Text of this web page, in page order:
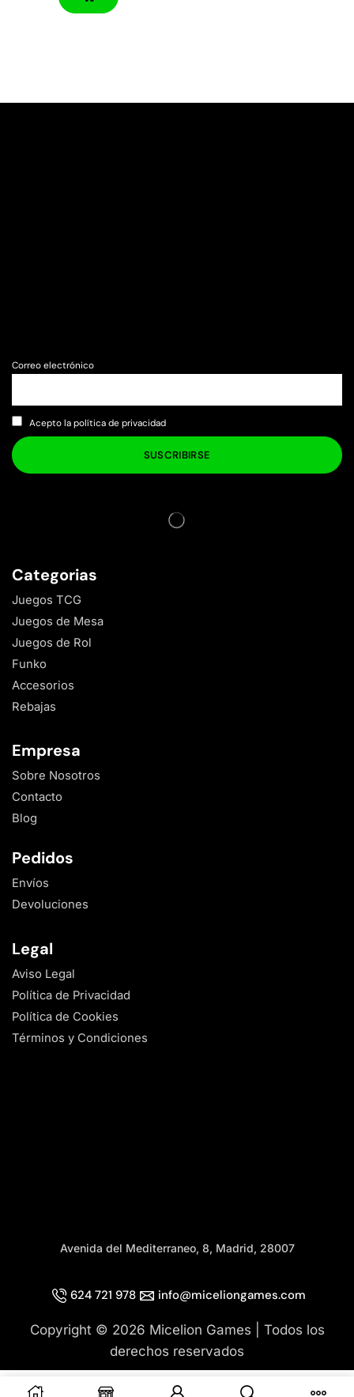
Correo electrónico
Acepto la política de privacidad
Categorias
Juegos TCG
Juegos de Mesa
Juegos de Rol
Funko
Accesorios
Rebajas
Empresa
Sobre Nosotros
Contacto
Blog
Pedidos
Envíos
Devoluciones
Legal
Aviso Legal
Política de Privacidad
Política de Cookies
Términos y Condiciones
Avenida del Mediterraneo, 8, Madrid, 28007
Copyright © 2026 Micelion Games | Todos los
derechos reservados
624 721 978 info@miceliongames.com